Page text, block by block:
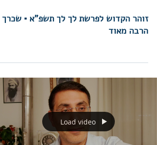
זוהר הקדוש לפרשת לך לך תשפ"א ▪︎ שכרך
הרבה מאוד
Load video